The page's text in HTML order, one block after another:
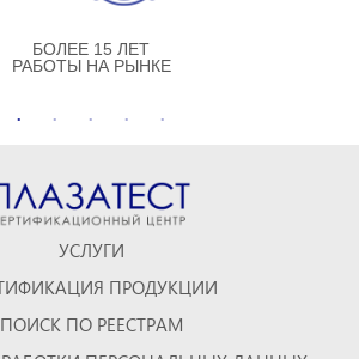
БОЛЕЕ 15 ЛЕТ
РАБОТЫ НА РЫНКЕ
УСЛУГИ
ПРОДУКЦИИ
ПОИСК ПО РЕЕСТРАМ